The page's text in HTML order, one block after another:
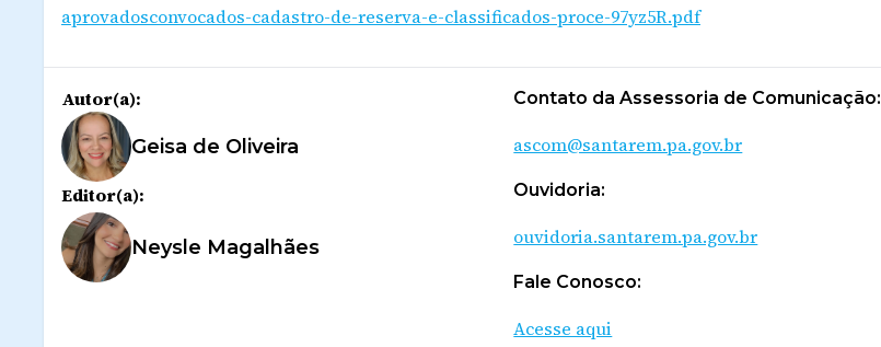
aprovadosconvocados-cadastro-de-reserva-e-classificados-proce-97yz5R.pdf
Autor(a):
Geisa de Oliveira
Editor(a):
Neysle Magalhães
Contato da Assessoria de Comunicação:
ascom@santarem.pa.gov.br
Ouvidoria:
ouvidoria.santarem.pa.gov.br
Fale Conosco:
Acesse aqui